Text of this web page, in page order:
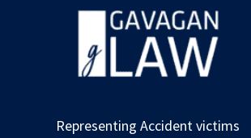
Representing Accident victims